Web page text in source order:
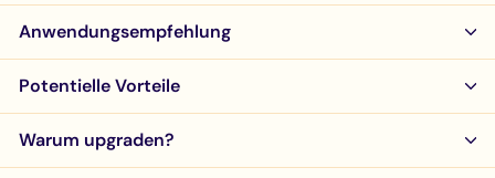
Anwendungsempfehlung
Potentielle Vorteile
Warum upgraden?